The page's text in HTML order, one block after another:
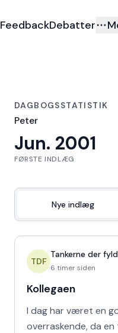
FeedbackDebatter
DAGBOGSSTATISTIK
Peter
Jun. 2001
FØRSTE INDLÆG
Nye indlæg
TDF
Tankerne der
6 timer siden
Kollegaen
I dag har været en
overraskende, da en